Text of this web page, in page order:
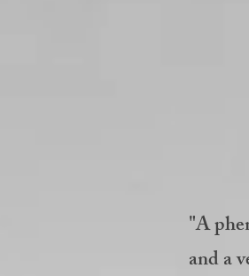
"A
and a